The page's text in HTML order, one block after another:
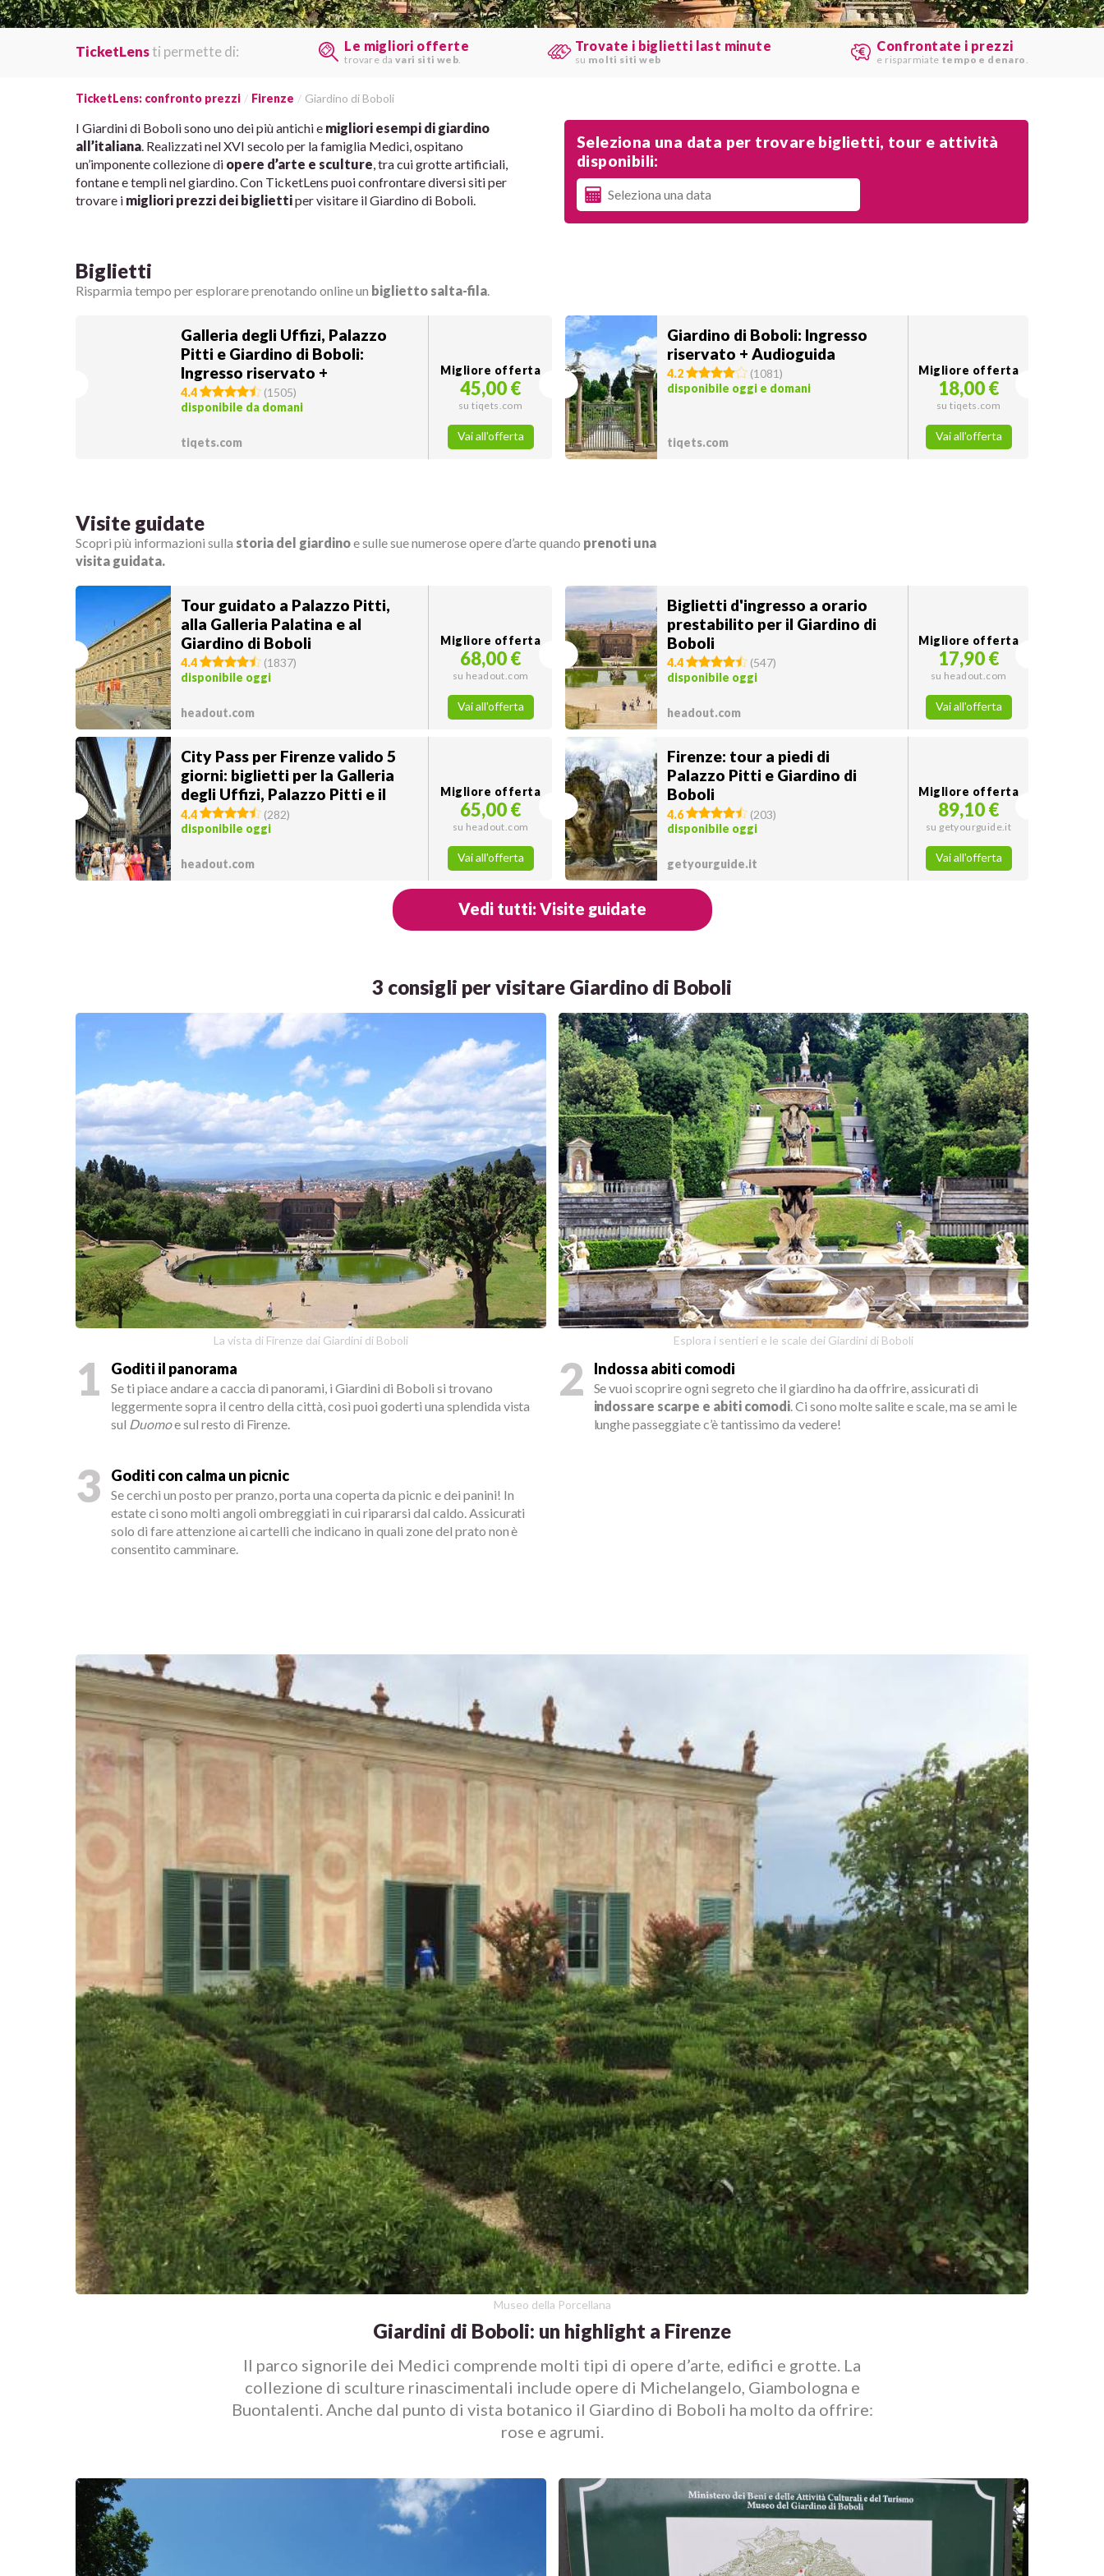
TicketLensti permette di: Le migliori offerte
trovare da vari siti web
Trovate i biglietti last minute
su molti siti web
Confrontate i prezzi
e risparmiate tempo e denaro
TicketLens: confronto prezzi Firenze Giardino di Boboli
I Giardini di Boboli sono uno dei più antichi e migliori esempi di giardino
all’italiana . Realizzati nel XVI secolo per la famiglia Medici, ospitano
un’imponente collezione di opere d’arte e sculture , tra cui grotte artificiali,
fontane e templi nel giardino. Con TicketLens puoi confrontare diversi siti per
trovare i migliori prezzi dei bigliettiper visitare il Giardino di Boboli.
Seleziona una data per trovare biglietti, tour e attività
disponibili:
Biglietti
Risparmia tempo per esplorare prenotando online un biglietto salta-fila.
Galleria degli Uffizi, Palazzo
Pitti e Giardino di Boboli:
Ingresso riservato +
Audioguida
4.4 (1505)
disponibile da domani
tiqets.com
Migliore offerta
45,00 €
su tiqets.com
Vai all'offerta
Giardino di Boboli: Ingresso
riservato + Audioguida
4.2 (1081)
disponibile oggi e domani
tiqets.com
Migliore offerta
18,00 €
su tiqets.com
Vai all'offerta
Visite guidate
Scopri più informazioni sulla storia del giardinoe sulle sue numerose opere d’arte quando prenoti una
visita guidata.
Tour guidato a Palazzo Pitti,
alla Galleria Palatina e al
Giardino di Boboli
4.4 (1837)
disponibile oggi
headout.com
Migliore offerta
68,00 €
su headout.com
Vai all'offerta
Biglietti d'ingresso a orario
prestabilito per il Giardino di
Boboli
4.4 (547)
disponibile oggi
headout.com
Migliore offerta
17,90 €
su headout.com
Vai all'offerta
City Pass per Firenze valido 5
giorni: biglietti per la Galleria
degli Uffizi, Palazzo Pitti e il
Giardino di Boboli
4.4 (282)
disponibile oggi
headout.com
Migliore offerta
65,00 €
su headout.com
Vai all'offerta
Firenze: tour a piedi di
Palazzo Pitti e Giardino di
Boboli
4.6 (203)
disponibile oggi
getyourguide.it
Migliore offerta
89,10 €
su getyourguide.it
Vai all'offerta
Vedi tutti: Visite guidate
3 consigli per visitare Giardino di Boboli
La vista di Firenze dai Giardini di Boboli
1 Goditi il panorama
Se ti piace andare a caccia di panorami, i Giardini di Boboli si trovano
leggermente sopra il centro della città, così puoi goderti una splendida vista
sul Duomoe sul resto di Firenze.
Esplora i sentieri e le scale dei Giardini di Boboli
2 Indossa abiti comodi
Se vuoi scoprire ogni segreto che il giardino ha da offrire, assicurati di
indossare scarpe e abiti comodi. Ci sono molte salite e scale, ma se ami le
lunghe passeggiate c’è tantissimo da vedere!
3 Goditi con calma un picnic
Se cerchi un posto per pranzo, porta una coperta da picnic e dei panini! In
estate ci sono molti angoli ombreggiati in cui ripararsi dal caldo. Assicurati
solo di fare attenzione ai cartelli che indicano in quali zone del prato non è
consentito camminare.
Museo della Porcellana
Giardini di Boboli: un highlight a Firenze
Il parco signorile dei Medici comprende molti tipi di opere d’arte, edifici e grotte. La
collezione di sculture rinascimentali include opere di Michelangelo, Giambologna e
Buontalenti. Anche dal punto di vista botanico il Giardino di Boboli ha molto da offrire:
rose e agrumi.